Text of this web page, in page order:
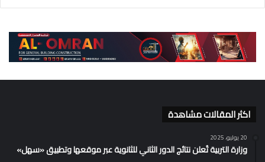
اكثر المقالات مشاهدة
20 يوليو، 2025
وزارة التربية تُعلن نتائج الدور الثاني للثانوية عبر موقعها وتطبيق «سهل»